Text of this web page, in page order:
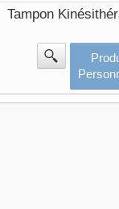
Tampon